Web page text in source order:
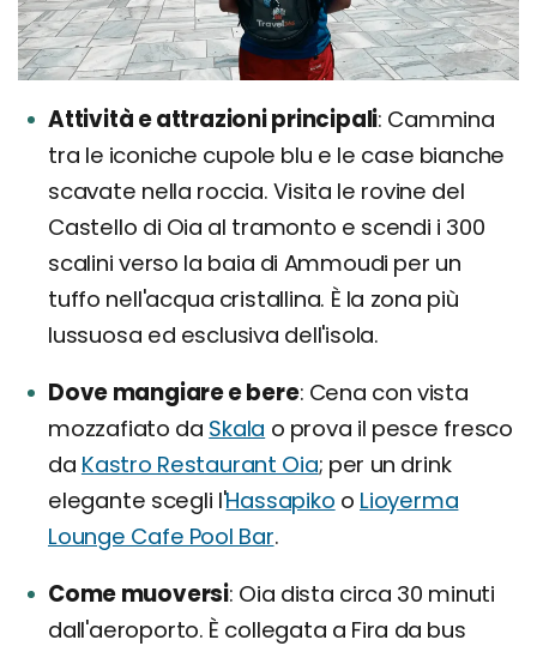
Attività e attrazioni principali Cammina
tra le iconiche cupole blu e le case bianche
scavate nella roccia. Visita le rovine del
Castello di Oia al tramonto e scendi i 300
scalini verso la baia di Ammoudi per un
tuffo nell'acqua cristallina. È la zona più
lussuosa ed esclusiva dell'isola.
Dove mangiare e bere Cena con vista
mozzafiato da Skala o prova il pesce fresco
da Kastro Restaurant Oia; per un drink
elegante scegli l'Hassapiko o Lioyerma
Lounge Cafe Pool Bar.
Come muoversi Oia dista circa 30 minuti
dall'aeroporto. È collegata a Fira da bus